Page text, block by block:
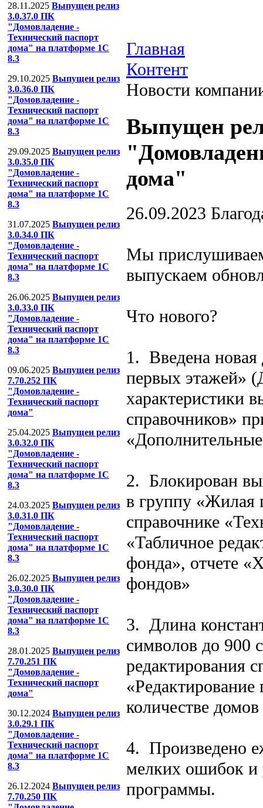
28.11.2025 Выпущен релиз
3.0.37.0 ПК
"Домовладение -
Технический паспорт
дома" на платформе 1С
8.3
29.10.2025 Выпущен релиз
3.0.36.0 ПК
"Домовладение -
Технический паспорт
дома" на платформе 1С
8.3
29.09.2025 Выпущен релиз
3.0.35.0 ПК
"Домовладение -
Технический паспорт
дома" на платформе 1С
8.3
31.07.2025 Выпущен релиз
3.0.34.0 ПК
"Домовладение -
Технический паспорт
дома" на платформе 1С
8.3
26.06.2025 Выпущен релиз
3.0.33.0 ПК
"Домовладение -
Технический паспорт
дома" на платформе 1С
8.3
09.06.2025 Выпущен релиз
7.70.252 ПК
"Домовладение -
Технический паспорт
дома"
25.04.2025 Выпущен релиз
3.0.32.0 ПК
"Домовладение -
Технический паспорт
дома" на платформе 1С
8.3
24.03.2025 Выпущен релиз
3.0.31.0 ПК
"Домовладение -
Технический паспорт
дома" на платформе 1С
8.3
26.02.2025 Выпущен релиз
3.0.30.0 ПК
"Домовладение -
Технический паспорт
дома" на платформе 1С
8.3
28.01.2025 Выпущен релиз
7.70.251 ПК
"Домовладение -
Технический паспорт
дома"
30.12.2024 Выпущен релиз
3.0.29.1 ПК
"Домовладение -
Технический паспорт
дома" на платформе 1С
8.3
26.12.2024 Выпущен релиз
7.70.250 ПК
Главная
Контент
Новости
Выпущен
дома"
26.09.2023
Мы
выпускаем
Что нового?
1. Введена
первых этажей»
характеристики
справочников»
2. Блокирован
в группу
справочнике
«Табличное
фонда», отчете
фондов»
3. Длина
символов до 900
редактирования
количестве домов
4. Произведено
мелких ошибок и
программы.